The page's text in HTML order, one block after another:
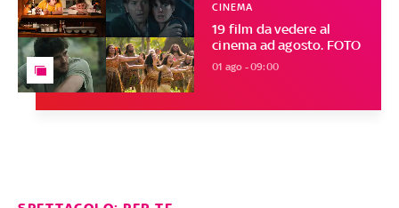
19 film da vedere al
cinema ad agosto. FOTO
CINEMA
01 ago - 09:00